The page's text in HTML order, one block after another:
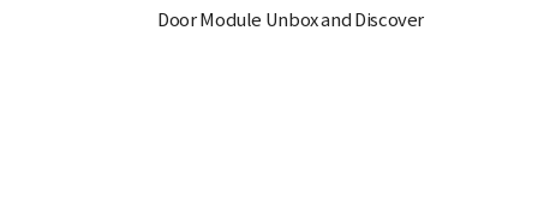
Door Module Unbox and Discover